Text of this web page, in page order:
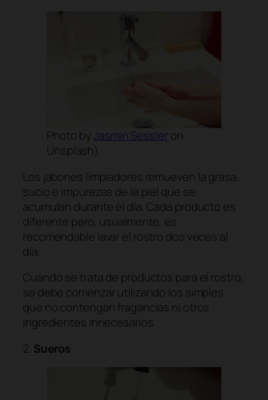
Photo by Jasmin Sessleron
Unsplash)
Los jabones limpiadores remueven la grasa,
sucio e impurezas de la piel que se
acumulan durante el día. Cada producto es
diferente pero, usualmente, es
recomendable lavar el rostro dos veces al
día.
Cuando se trata de productos para el rostro,
se debe comenzar utilizando los simples
que no contengan fragancias ni otros
ingredientes innecesarios.
2. Sueros